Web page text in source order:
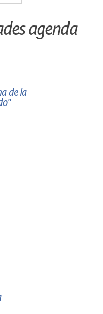
agenda
de la